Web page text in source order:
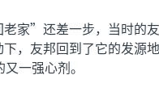
家”还差一步，当时的
，友邦回到了它的发源
一强心剂。